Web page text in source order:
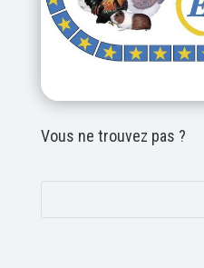
Vous ne trouvez pas ?